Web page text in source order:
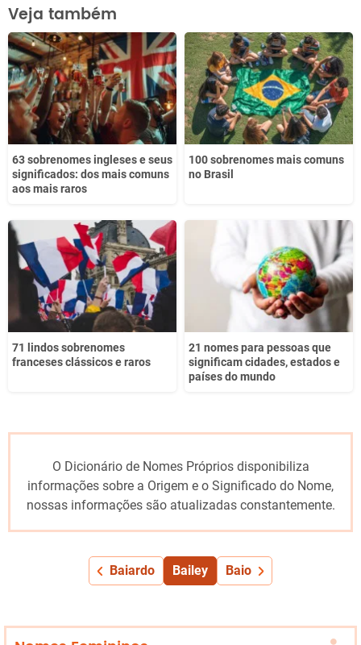
Este conteúdo contém informação incorreta
Este conteúdo não tem a informação que procuro
Outro
Veja também
63 sobrenomes ingleses e seus
significados: dos mais comuns
aos mais raros
100 sobrenomes mais comuns
no Brasil
71 lindos sobrenomes
franceses clássicos e raros
21 nomes para pessoas que
significam cidades, estados e
países do mundo
O Dicionário de Nomes Próprios disponibiliza
informações sobre a Origem e o Significado do Nome,
nossas informações são atualizadas constantemente.
Baiardo Bailey Baio